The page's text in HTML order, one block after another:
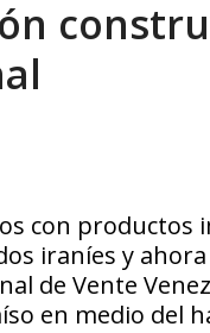
apagones y
con productos
iraníes y
de Vente
en medio del